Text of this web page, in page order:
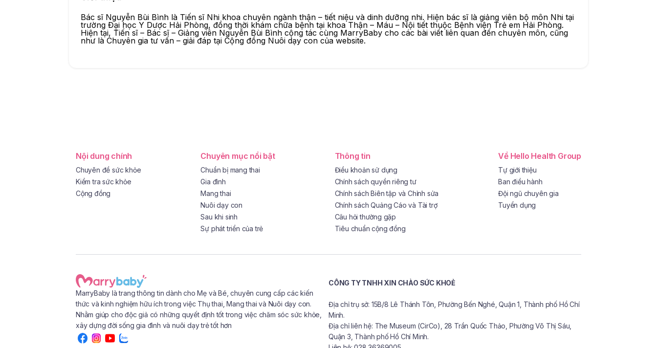
Bác sĩ Nguyễn Bùi Bình là Tiến sĩ Nhi khoa chuyên ngành thận – tiết niệu và dinh dưỡng nhi. Hiện bác sĩ là giảng viên bộ môn Nhi tại
trường Đại học Y Dược Hải Phòng, đồng thời khám chữa bệnh tại khoa Thận – Máu – Nội tiết thuộc Bệnh viện Trẻ em Hải Phòng.
Hiện tại, Tiến sĩ – Bác sĩ – Giảng viên Nguyễn Bùi Bình cộng tác cùng MarryBaby cho các bài viết liên quan đến chuyên môn, cũng
như là Chuyên gia tư vấn – giải đáp tại Cộng đồng Nuôi dạy con của website.
Nội dung chính
Chuyên đề sức khỏe
Kiểm tra sức khỏe
Cộng đồng
Chuyên mục nổi bật
Chuẩn bị mang thai
Gia đình
Mang thai
Nuôi dạy con
Sau khi sinh
Sự phát triển của trẻ
Thông tin
Điều khoản sử dụng
Chính sách quyền riêng tư
Chính sách Biên tập và Chỉnh sửa
Chính sách Quảng Cáo và Tài trợ
Câu hỏi thường gặp
Tiêu chuẩn cộng đồng
Về Hello Health Group
Tự giới thiệu
Ban điều hành
Đội ngũ chuyên gia
Tuyển dụng
MarryBaby là trang thông tin dành cho Mẹ và Bé, chuyên cung cấp các kiến
thức và kinh nghiệm hữu ích trong việc Thụ thai, Mang thai và Nuôi dạy con.
Nhằm giúp cho độc giả có những quyết định tốt trong việc chăm sóc sức khỏe,
xây dựng đời sống gia đình và nuôi dạy trẻ tốt hơn
CÔNG TY TNHH XIN CHÀO SỨC KHOẺ
Địa chỉ trụ sở: 15B/8 Lê Thánh Tôn, Phường Bến Nghé, Quận 1, Thành phố Hồ Chí
Minh.
Địa chỉ liên hệ: The Museum (CirCo), 28 Trần Quốc Thảo, Phường Võ Thị Sáu,
Quận 3, Thành phố Hồ Chí Minh.